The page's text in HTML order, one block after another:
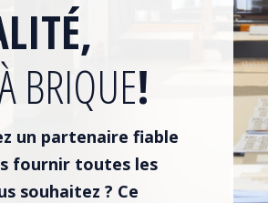
BRIQUE!
un partenaire fiable
fournir toutes les
souhaitez ? Ce